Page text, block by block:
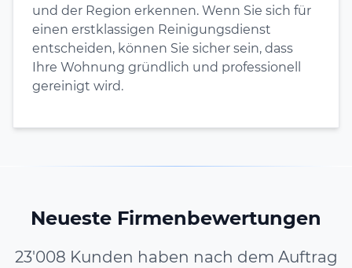
und der Region erkennen. Wenn Sie sich für
einen erstklassigen Reinigungsdienst
entscheiden, können Sie sicher sein, dass
Ihre Wohnung gründlich und professionell
gereinigt wird.
Neueste Firmenbewertungen
23'008 Kunden haben nach dem Auftrag